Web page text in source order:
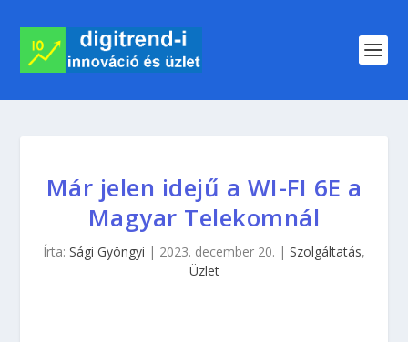
Már jelen idejű a WI-FI 6E a
Magyar Telekomnál
Írta: Sági Gyöngyi | 2023. december 20. | Szolgáltatás,
Üzlet